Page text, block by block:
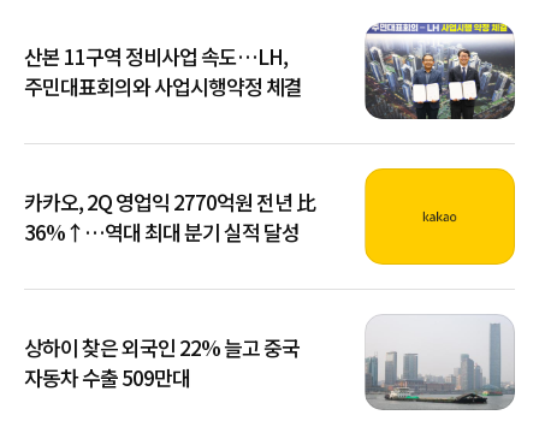
산본 11구역 정비사업 속도…LH,
주민대표회의와 사업시행약정 체결
카카오, 2Q 영업익 2770억원 전년 比
36%↑…역대 최대 분기 실적 달성
상하이 찾은 외국인 22% 늘고 중국
자동차 수출 509만대